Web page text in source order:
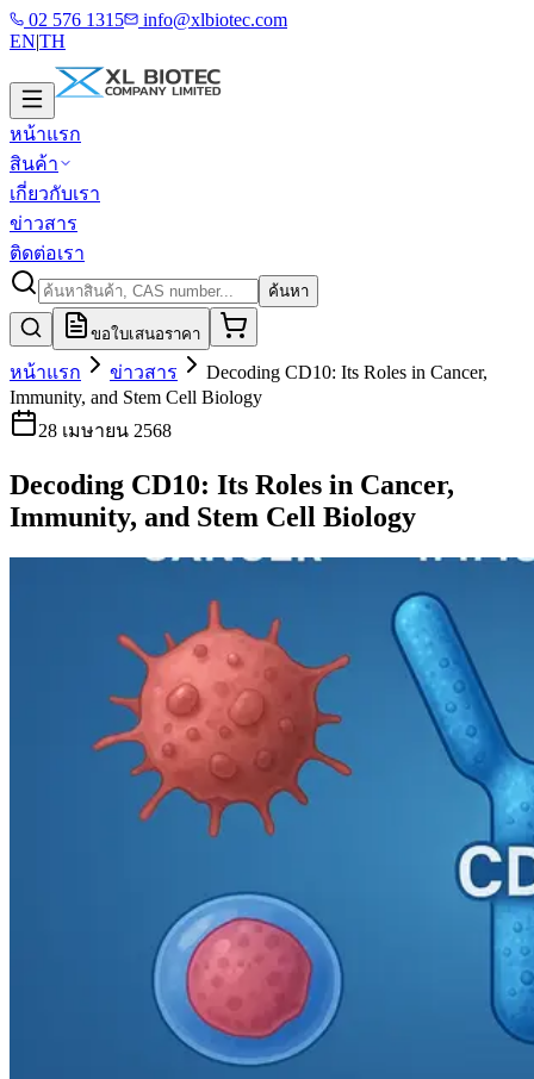
02 576 1315
info@xlbiotec.com
EN|TH
หน้าแรก
สินค้า
เกี่ยวกับเรา
ข่าวสาร
ติดต่อเรา
ค้นหา
ขอใบเสนอราคา
หน้าแรก ข่าวสาร
Decoding CD10: Its Roles in Cancer,
Immunity, and Stem Cell Biology
28 เมษายน 2568
Decoding CD10: Its Roles in Cancer,
Immunity, and Stem Cell Biology